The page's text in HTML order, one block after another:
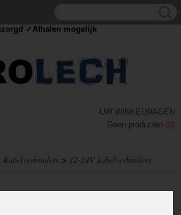
UW WINKELWAGEN
Geen producten (0)
Kabelverbinders > 12-24V kabelverbinders
✓Afhalen mogelijk